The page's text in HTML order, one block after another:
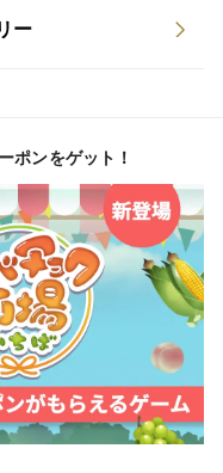
。
いただけるキウイで
たい方
ー
ポンをゲット！